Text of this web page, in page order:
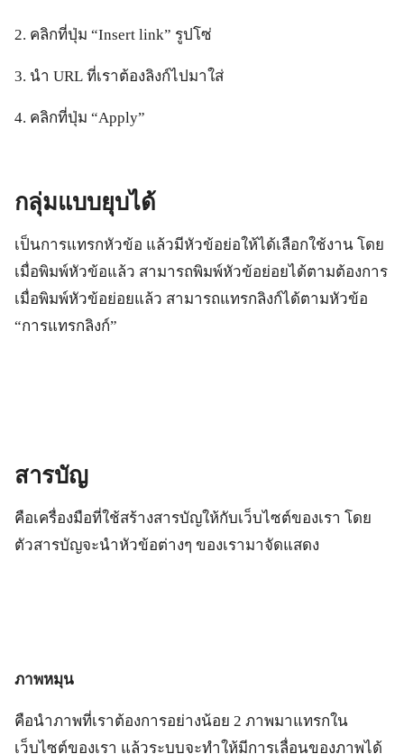
2. คลิกที่ปุ่ม “Insert link” รูปโซ่
3. นำ URL ที่เราต้องลิงก์ไปมาใส่
4. คลิกที่ปุ่ม “Apply”
กลุ่มแบบยุบได้
เป็นการแทรกหัวข้อ แล้วมีหัวข้อย่อให้ได้เลือกใช้งาน โดย
เมื่อพิมพ์หัวข้อแล้ว สามารถพิมพ์หัวข้อย่อยได้ตามต้องการ
เมื่อพิมพ์หัวข้อย่อยแล้ว สามารถแทรกลิงก์ได้ตามหัวข้อ
“การแทรกลิงก์”
สารบัญ
คือเครื่องมือที่ใช้สร้างสารบัญให้กับเว็บไซต์ของเรา โดย
ตัวสารบัญจะนำหัวข้อต่างๆ ของเรามาจัดแสดง
ภาพหมุน
คือนำภาพที่เราต้องการอย่างน้อย 2 ภาพมาแทรกใน
เว็บไซต์ของเรา แล้วระบบจะทำให้มีการเลื่อนของภาพได้